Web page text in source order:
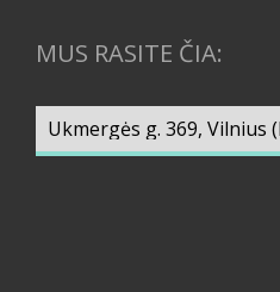
MUS RASITE ČIA: